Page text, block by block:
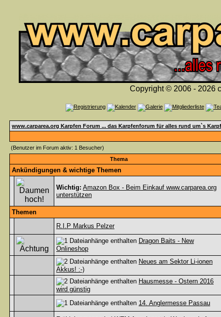
Copyright © 2006 - 2026
www.carparea.org Karpfen Forum ... das Karpfenforum für alles rund um`s
(Benutzer im Forum aktiv: 1 Besucher)
Thema
Ankündigungen & wichtige Themen
Wichtig: Amazon Box - Beim Einkauf www.carparea.org
unterstützen
Themen
R.I.P Markus Pelzer
Dragon Baits - New
Onlineshop
Neues am Sektor Li-ionen
Akkus! :-)
Hausmesse - Ostern 2016
wird günstig
14. Anglermesse Passau